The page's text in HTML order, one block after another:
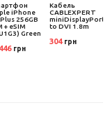
iPhone
256GB
+ eSIM
Green
грн
Кабель
CABLEXPERT
miniDisplayPort
to DVI 1.8m
304 грн